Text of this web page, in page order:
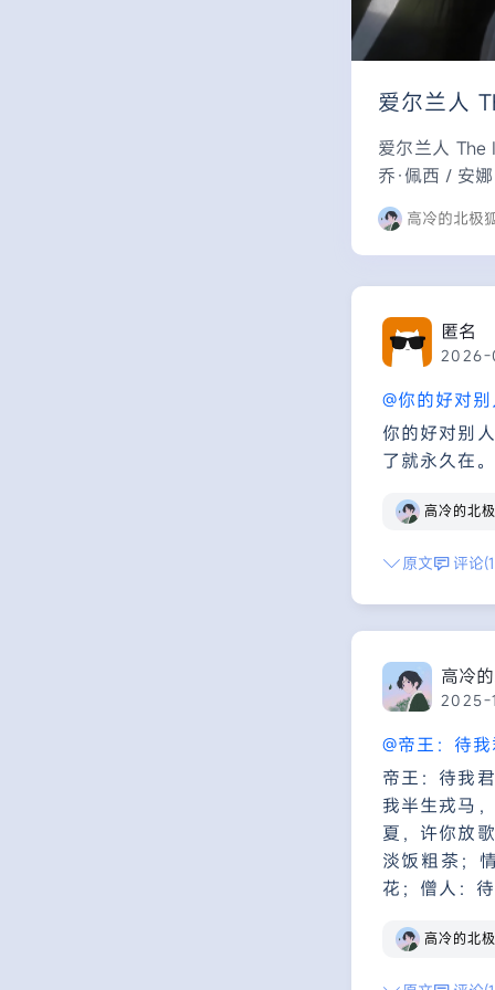
爱尔兰人
爱尔兰人 The
乔·佩西 / 安
高冷的北极
匿名
2026-
@你的好对
你的好对别
了就永久在
高冷的北
原文 评论
高冷
2025-
@帝王：待
帝王：待我
我半生戎马
夏，许你放
淡饭粗茶；
花；僧人：
高冷的北